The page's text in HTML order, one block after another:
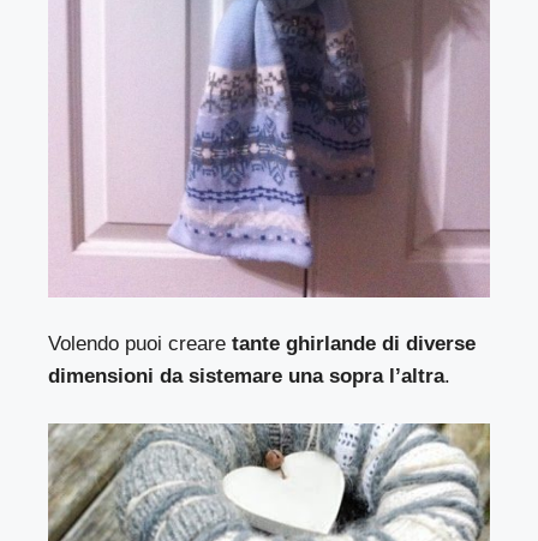
Volendo puoi creare tante ghirlande di diverse
dimensioni da sistemare una sopra l’altra.